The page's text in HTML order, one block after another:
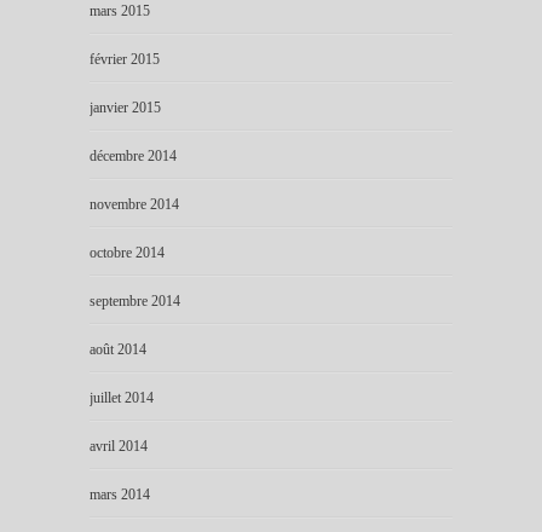
mars 2015
février 2015
janvier 2015
décembre 2014
novembre 2014
octobre 2014
septembre 2014
août 2014
juillet 2014
avril 2014
mars 2014